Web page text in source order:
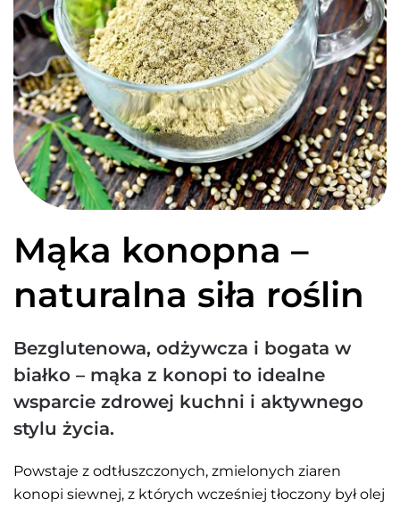
Mąka konopna –
naturalna siła roślin
Bezglutenowa, odżywcza i bogata w
białko – mąka z konopi to idealne
wsparcie zdrowej kuchni i aktywnego
stylu życia.
Powstaje z odtłuszczonych, zmielonych ziaren
konopi siewnej, z których wcześniej tłoczony był olej